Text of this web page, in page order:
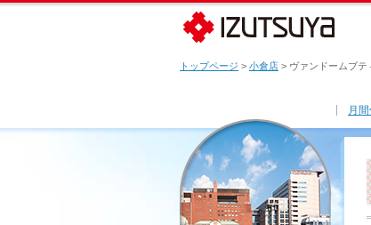
トップページ > 小倉店 > ヴァンドームブテ
月